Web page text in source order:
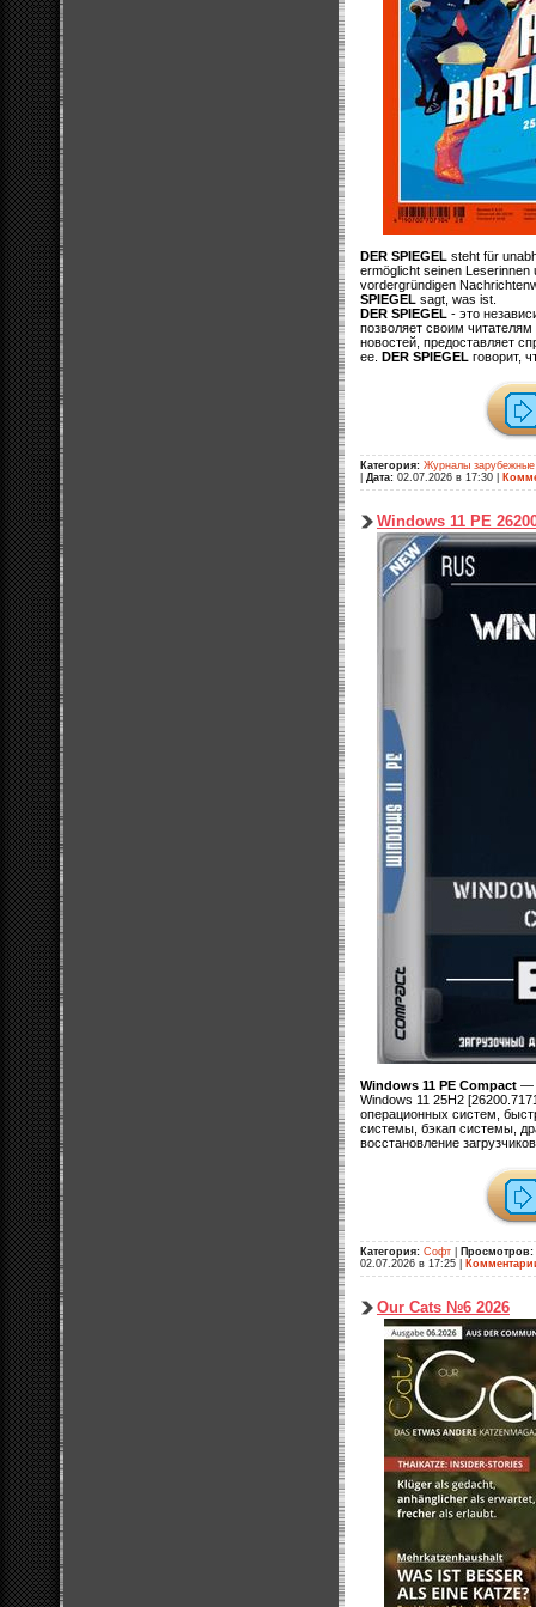
DER SPIEGEL steht für
ermöglicht seinen
vordergründigen
SPIEGEL sagt, was ist.
DER SPIEGEL - это
позволяет своим
новостей, предоставляет
ее. DER SPIEGEL говорит,
Категория: Журналы зарубежные
Дата: 02.07.2026 в 17:30
Windows 11 PE
Windows 11 PE Compact —
Windows 11 25H2
операционных систем,
системы, бэкап системы,
восстановление
Категория: Софт Просмотров:
02.07.2026 в 17:25
Our Cats №6 2026